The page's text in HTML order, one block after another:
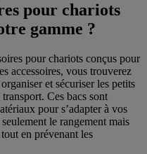
pour chariots
gamme ?
pour chariots conçus pour
accessoires, vous trouverez
et sécuriser les petits
Ces bacs sont
pour s’adapter à vos
le rangement mais
en prévenant les